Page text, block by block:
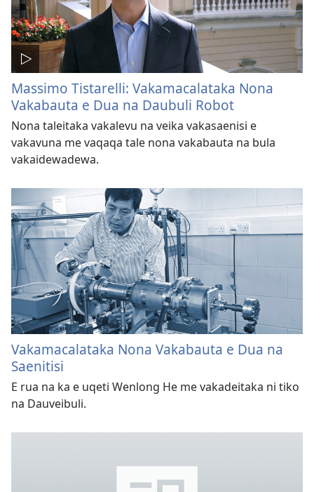
Massimo Tistarelli: Vakamacalataka Nona
Vakabauta e Dua na Daubuli Robot
Nona taleitaka vakalevu na veika vakasaenisi e
vakavuna me vaqaqa tale nona vakabauta na bula
vakaidewadewa.
Vakamacalataka Nona Vakabauta e Dua na
Saenitisi
E rua na ka e uqeti Wenlong He me vakadeitaka ni tiko
na Dauveibuli.